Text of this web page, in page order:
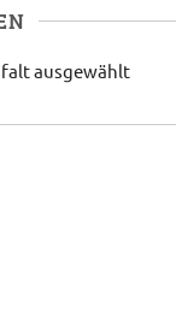
ausgewählt